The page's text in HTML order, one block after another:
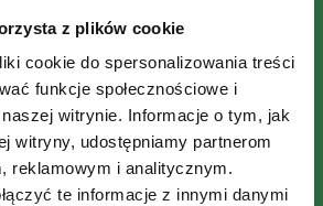
z plików cookie
cookie do spersonalizowania treści
funkcje społecznościowe i
witrynie. Informacje o tym, jak
witryny, udostępniamy partnerom
reklamowym i analitycznym.
te informacje z innymi danymi